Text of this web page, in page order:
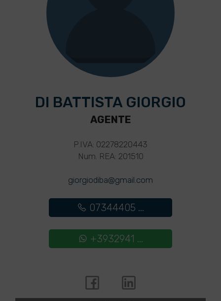
DI BATTISTA GIORGIO
AGENTE
P.IVA: 02278220443
Num. REA: 201510
giorgiodiba@gmail.com
07344405 ...
+3932941 ...